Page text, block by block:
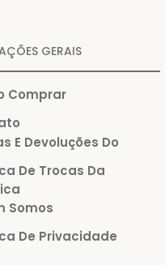
GERAIS
Comprar
E Devoluções Do
De Trocas Da
Somos
De Privacidade